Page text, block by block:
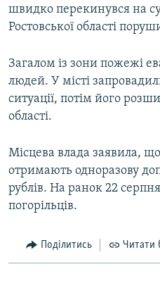
швидко перекинувся на
Ростовської області
Загалом із зони пожежі
людей. У місті
ситуації, потім його
області.
Місцева влада заявила,
отримають одноразову
рублів. На ранок 22
погорільців.
Поділитись Читати